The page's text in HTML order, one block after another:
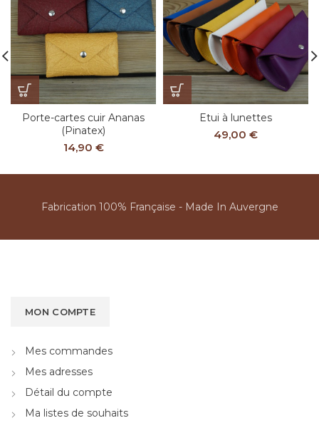
Porte-cartes cuir Ananas
(Pinatex)
14,90 €
Etui à lunettes
49,00 €
Fabrication 100% Française - Made In Auvergne
MON COMPTE
Mes commandes
Mes adresses
Détail du compte
Ma listes de souhaits